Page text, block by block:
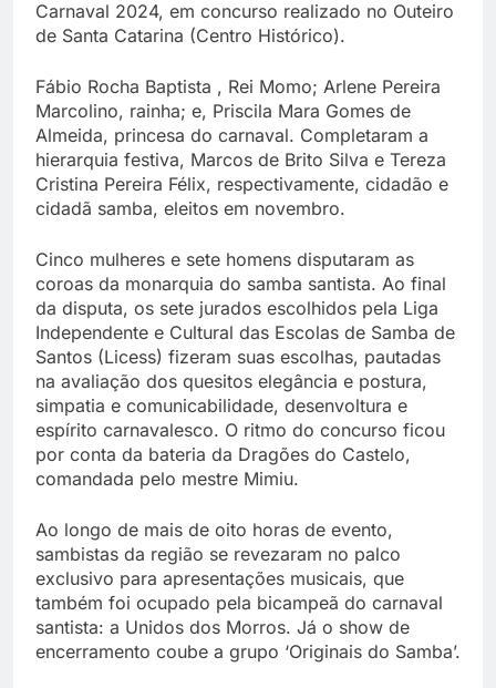
Carnaval 2024, em concurso realizado no Outeiro
de Santa Catarina (Centro Histórico).
Fábio Rocha Baptista , Rei Momo; Arlene Pereira
Marcolino, rainha; e, Priscila Mara Gomes de
Almeida, princesa do carnaval. Completaram a
hierarquia festiva, Marcos de Brito Silva e Tereza
Cristina Pereira Félix, respectivamente, cidadão e
cidadã samba, eleitos em novembro.
Cinco mulheres e sete homens disputaram as
coroas da monarquia do samba santista. Ao final
da disputa, os sete jurados escolhidos pela Liga
Independente e Cultural das Escolas de Samba de
Santos (Licess) fizeram suas escolhas, pautadas
na avaliação dos quesitos elegância e postura,
simpatia e comunicabilidade, desenvoltura e
espírito carnavalesco. O ritmo do concurso ficou
por conta da bateria da Dragões do Castelo,
comandada pelo mestre Mimiu.
Ao longo de mais de oito horas de evento,
sambistas da região se revezaram no palco
exclusivo para apresentações musicais, que
também foi ocupado pela bicampeã do carnaval
santista: a Unidos dos Morros. Já o show de
encerramento coube a grupo ‘Originais do Samba’.